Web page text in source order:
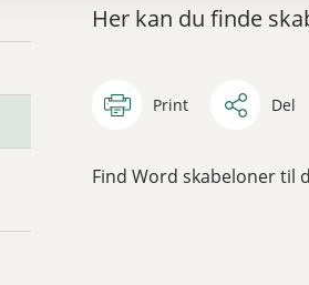
Her kan du finde
Print Del
Find Word skabeloner til